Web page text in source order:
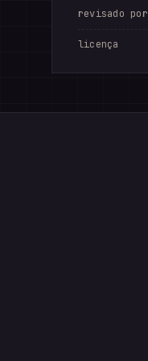
revisado por
licença